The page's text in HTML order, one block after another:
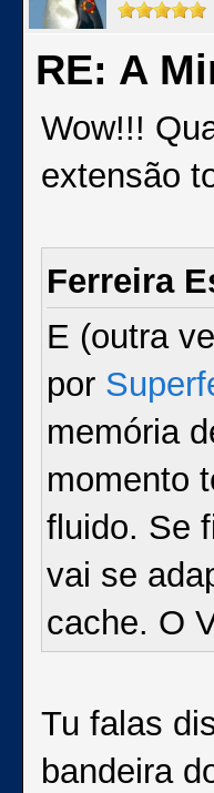
RE: A
Wow!!!
extensão
Ferreira
E (outra
por
memória
momento
fluido. Se
vai se
cache. O
Tu falas
bandeira